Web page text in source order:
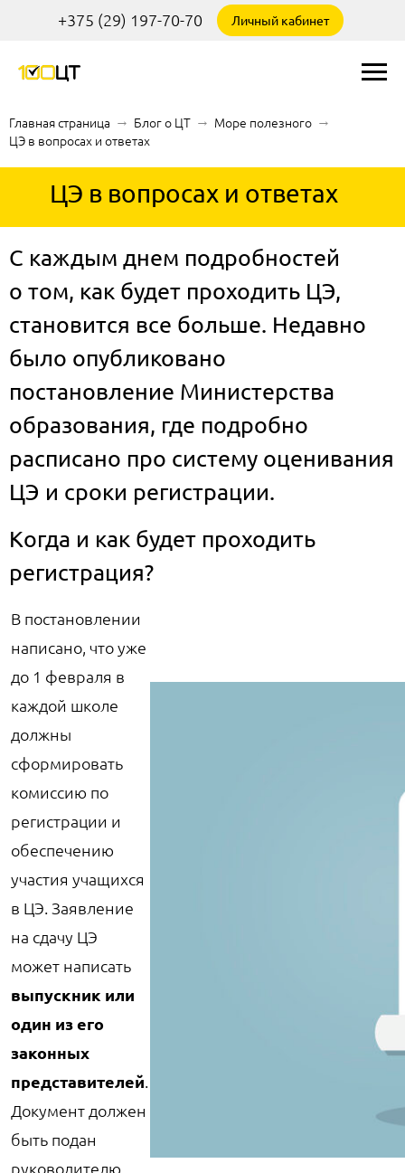
+375 (29) 197-70-70 Личный кабинет
Главная страница → Блог о ЦТ → Море полезного →
ЦЭ в вопросах и ответах
ЦЭ в вопросах и ответах
С каждым днем подробностей
о том, как будет проходить ЦЭ,
становится все больше. Недавно
было опубликовано
постановление Министерства
образования, где подробно
расписано про систему оценивания
ЦЭ и сроки регистрации.
Когда и как будет проходить
регистрация?
В постановлении
написано, что уже
до 1 февраля в
каждой школе
должны
сформировать
комиссию по
регистрации и
обеспечению
участия учащихся
в ЦЭ. Заявление
на сдачу ЦЭ
может написать
выпускник или
один из его
законных
представителей.
Документ должен
быть подан
руководителю